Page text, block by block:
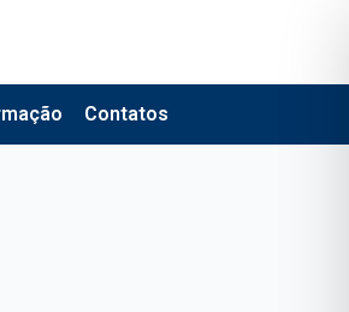
Contatos